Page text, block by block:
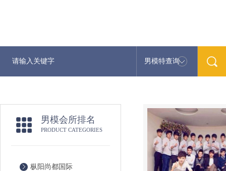
男模特查询最新男模娱乐资讯
男模会所排名
PRODUCT CATEGORIES
枞阳尚都国际